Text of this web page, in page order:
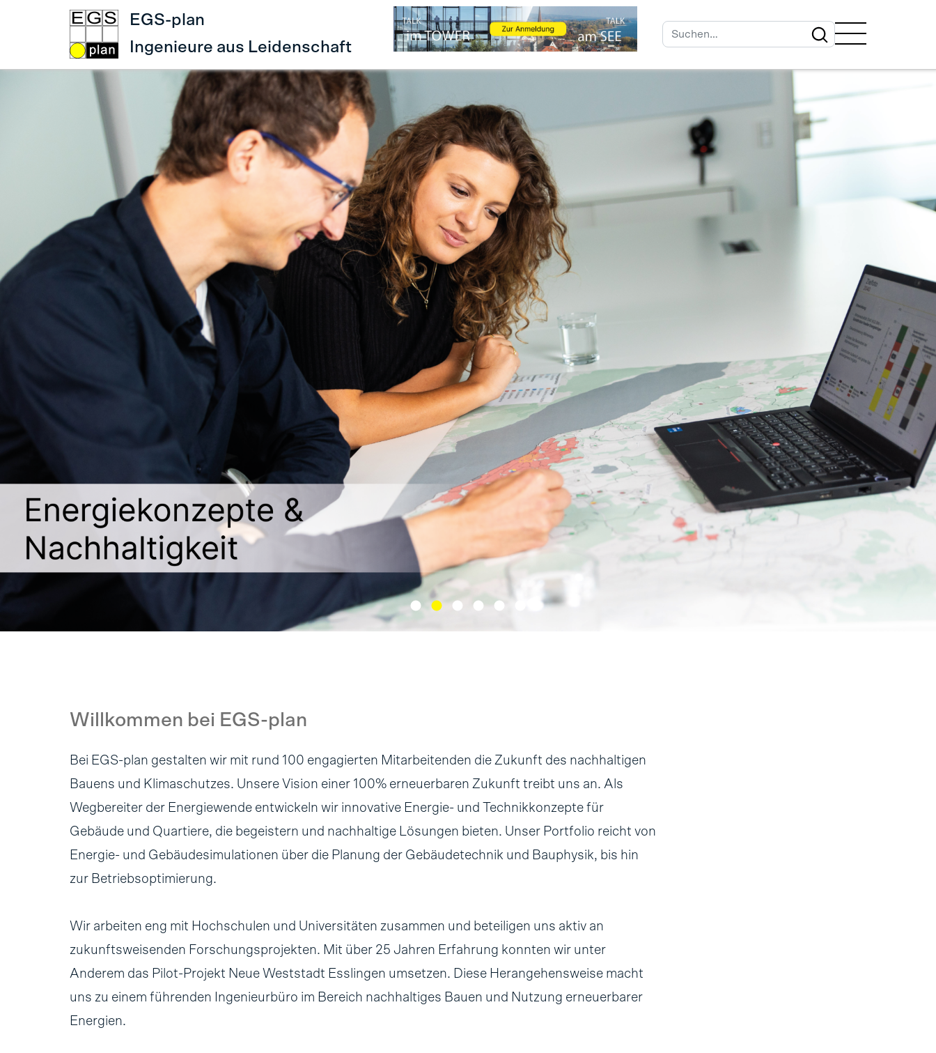
EGS-plan
Ingenieure aus Leidenschaft
Willkommen bei EGS-plan
Bei EGS-plan gestalten wir mit rund 100 engagierten Mitarbeitenden die Zukunft des nachhaltigen
Bauens und Klimaschutzes. Unsere Vision einer 100% erneuerbaren Zukunft treibt uns an. Als
Wegbereiter der Energiewende entwickeln wir innovative Energie- und Technikkonzepte für
Gebäude und Quartiere, die begeistern und nachhaltige Lösungen bieten. Unser Portfolio reicht von
Energie- und Gebäudesimulationen über die Planung der Gebäudetechnik und Bauphysik, bis hin
zur Betriebsoptimierung.
Wir arbeiten eng mit Hochschulen und Universitäten zusammen und beteiligen uns aktiv an
zukunftsweisenden Forschungsprojekten. Mit über 25 Jahren Erfahrung konnten wir unter
Anderem das Pilot-Projekt Neue Weststadt Esslingen umsetzen. Diese Herangehensweise macht
uns zu einem führenden Ingenieurbüro im Bereich nachhaltiges Bauen und Nutzung erneuerbarer
Energien.